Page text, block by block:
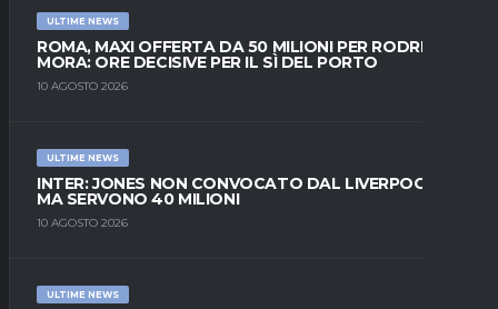
ULTIME NEWS
ROMA, MAXI OFFERTA DA 50 MILIONI PER RODRIGO
MORA: ORE DECISIVE PER IL SÌ DEL PORTO
10 AGOSTO 2026
ULTIME NEWS
INTER: JONES NON CONVOCATO DAL LIVERPOOL,
MA SERVONO 40 MILIONI
10 AGOSTO 2026
ULTIME NEWS